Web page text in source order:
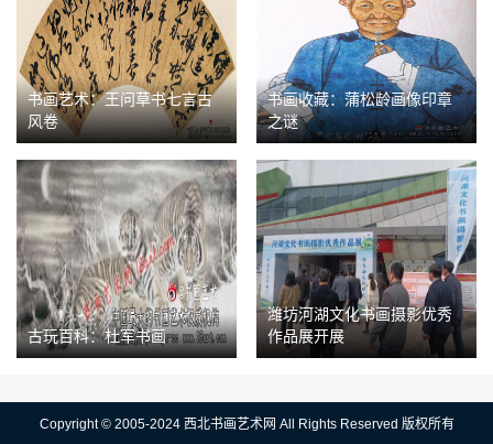
书画艺术：王问草书七言古
风卷
书画收藏：蒲松龄画像印章
之谜
古玩百科：杜军书画
潍坊河湖文化书画摄影优秀
作品展开展
Copyright © 2005-2024 西北书画艺术网 All Rights Reserved 版权所有